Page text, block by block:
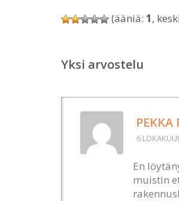
(ääniä: 1,
Yksi arvostelu
PEKKA
6
En
muistin